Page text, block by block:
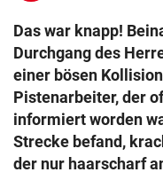
Das war knapp!
Durchgang des
einer bösen
Pistenarbeiter, der
informiert worden
Strecke befand,
der nur haarscharf